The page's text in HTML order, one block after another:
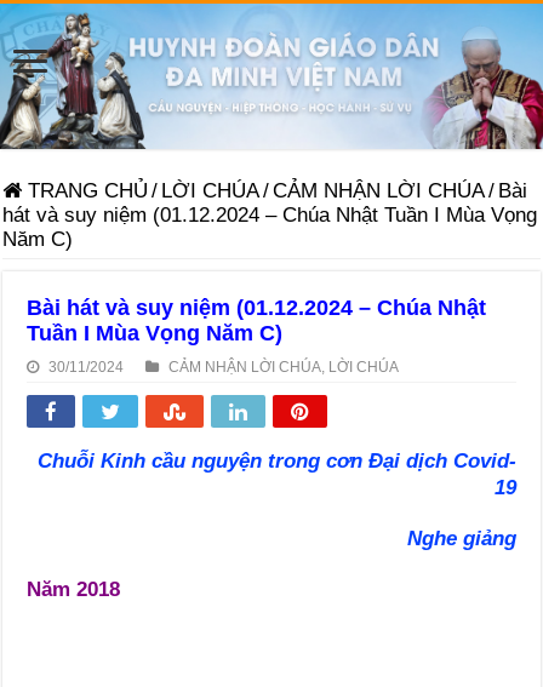
TRANG CHỦ / LỜI CHÚA/CẢM NHẬN LỜI CHÚA/ Bài
hát và suy niệm (01.12.2024 – Chúa Nhật Tuần I Mùa Vọng
Năm C)
Bài hát và suy niệm (01.12.2024 – Chúa Nhật
Tuần I Mùa Vọng Năm C)
30/11/2024 CẢM NHẬN LỜI CHÚA LỜI CHÚA
Chuỗi Kinh cầu nguyện trong cơn Đại dịch Covid-
19
Nghe giảng
Năm 2018